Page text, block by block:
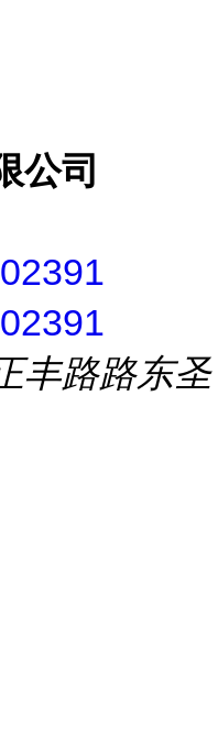
公司
丰路路东圣